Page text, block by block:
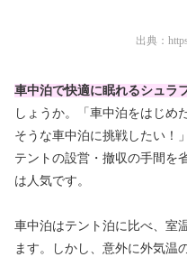
出典：
車中泊で快適に眠れるシュラ
しょうか。「車中泊をはじめ
そうな車中泊に挑戦したい！
テントの設営・撤収の手間を
は人気です。
車中泊はテント泊に比べ、室
ます。しかし、意外に外気温